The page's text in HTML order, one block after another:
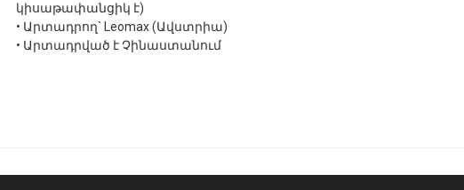
կիսաթափանցիկ է)
• Արտադրող` Leomax (Ավստրիա)
• Արտադրված է Չինաստանում